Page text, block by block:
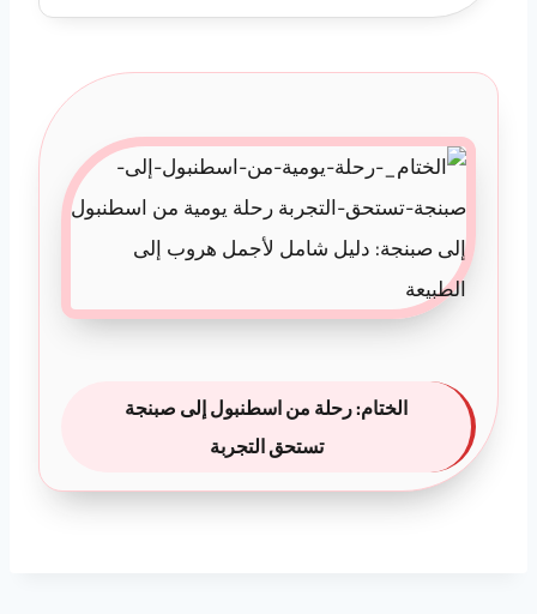
الختام: رحلة من اسطنبول إلى صبنجة
تستحق التجربة